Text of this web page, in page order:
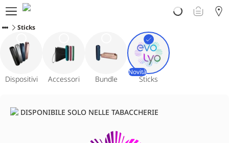
Prodotti
Scopri Ploom
Club
Vivi Ploom
Assistenza
Avvertenze sul prodotto
Sticks
Dispositivi Accessori Bundle
Novità
Sticks
DISPONIBILE SOLO NELLE TABACCHERIE